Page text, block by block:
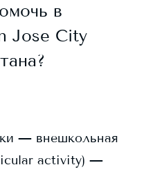
в
Jose City
— внешкольная
activity) —